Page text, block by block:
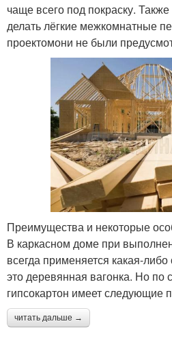
чаще всего под покраску.
делать лёгкие межкомнатные
проектомони не были
Преимущества и некоторые
В каркасном доме при
всегда применяется какая-
это деревянная вагонка. Но по
гипсокартон имеет следующие
читать дальше →